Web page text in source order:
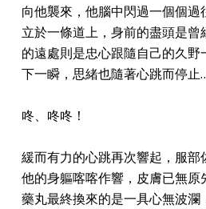
向他襲來，他腦中閃過一個個
立於一條道上，身前的盡頭是
的遠處則是忠心跟隨自己的久野
下一瞬，思緒也隨著心跳而停止
咚、咚咚！
緩而有力的心跳再次響起，服部
他的身軀喀喀作響，皮膚已無
藥丸最終換來的是一具心無波瀾